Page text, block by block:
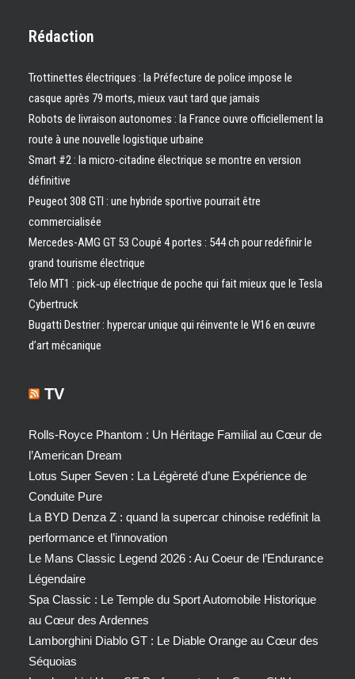
Rédaction
Trottinettes électriques : la Préfecture de police impose le
casque après 79 morts, mieux vaut tard que jamais
Robots de livraison autonomes : la France ouvre officiellement la
route à une nouvelle logistique urbaine
Smart #2 : la micro-citadine électrique se montre en version
définitive
Peugeot 308 GTI : une hybride sportive pourrait être
commercialisée
Mercedes-AMG GT 53 Coupé 4 portes : 544 ch pour redéfinir le
grand tourisme électrique
Telo MT1 : pick‑up électrique de poche qui fait mieux que le Tesla
Cybertruck
Bugatti Destrier : hypercar unique qui réinvente le W16 en œuvre
d’art mécanique
TV
Rolls-Royce Phantom : Un Héritage Familial au Cœur de
l’American Dream
Lotus Super Seven : La Légèreté d’une Expérience de
Conduite Pure
La BYD Denza Z : quand la supercar chinoise redéfinit la
performance et l’innovation
Le Mans Classic Legend 2026 : Au Coeur de l’Endurance
Légendaire
Spa Classic : Le Temple du Sport Automobile Historique
au Cœur des Ardennes
Lamborghini Diablo GT : Le Diable Orange au Cœur des
Séquoias